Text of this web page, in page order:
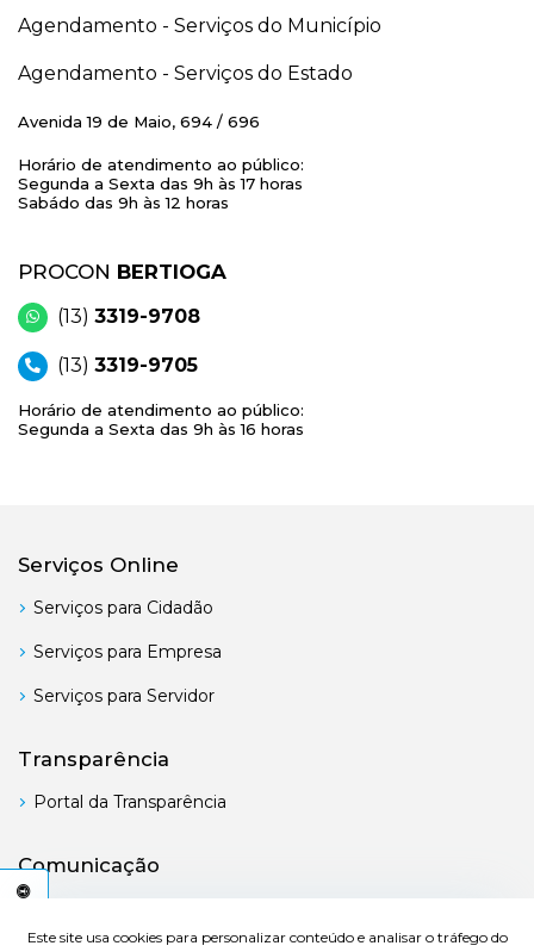
Este site usa cookies para personalizar conteúdo e analisar o tráfego do
Agendamento - Serviços do Município
Agendamento - Serviços do Estado
Avenida 19 de Maio, 694 / 696
Horário de atendimento ao público:
Segunda a Sexta das 9h às 17 horas
Sabádo das 9h às 12 horas
PROCON BERTIOGA
(13) 3319-9708
(13) 3319-9705
Horário de atendimento ao público:
Segunda a Sexta das 9h às 16 horas
Serviços Online
Serviços para Cidadão
Serviços para Empresa
Serviços para Servidor
Transparência
Portal da Transparência
Comunicação